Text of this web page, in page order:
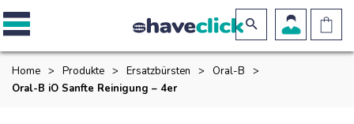
Home > Produkte > Ersatzbürsten > Oral-B
>
Oral-B iO Sanfte Reinigung – 4er